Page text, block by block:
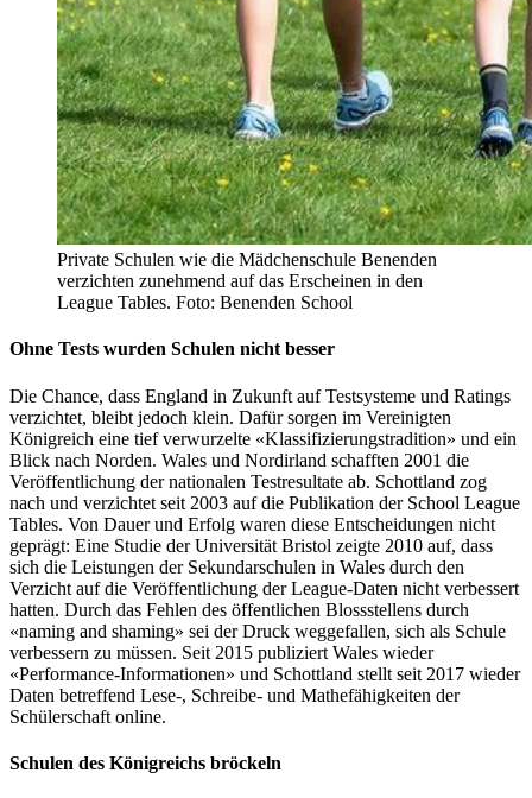
Private Schulen wie die Mädchenschule Benenden
verzichten zunehmend auf das Erscheinen in den
League Tables. Foto: Benenden School
Ohne Tests wurden Schulen nicht besser
Die Chance, dass England in Zukunft auf Testsysteme und Ratings
verzichtet, bleibt jedoch klein. Dafür sorgen im Vereinigten
Königreich eine tief verwurzelte «Klassifizierungstradition» und ein
Blick nach Norden. Wales und Nordirland schafften 2001 die
Veröffentlichung der nationalen Testresultate ab. Schottland zog
nach und verzichtet seit 2003 auf die Publikation der School League
Tables. Von Dauer und Erfolg waren diese Entscheidungen nicht
geprägt: Eine Studie der Universität Bristol zeigte 2010 auf, dass
sich die Leistungen der Sekundarschulen in Wales durch den
Verzicht auf die Veröffentlichung der League-Daten nicht verbessert
hatten. Durch das Fehlen des öffentlichen Blossstellens durch
«naming and shaming» sei der Druck weggefallen, sich als Schule
verbessern zu müssen. Seit 2015 publiziert Wales wieder
«Performance-Informationen» und Schottland stellt seit 2017 wieder
Daten betreffend Lese-, Schreibe- und Mathefähigkeiten der
Schülerschaft online.
Schulen des Königreichs bröckeln